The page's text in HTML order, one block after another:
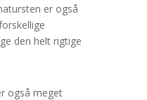
er også
den helt rigtige
også meget